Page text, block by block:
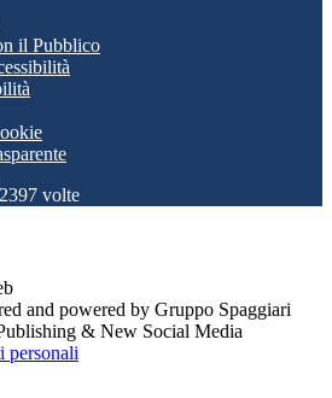
il Pubblico
2397 volte
and powered by Gruppo Spaggiari
& New Social Media
personali